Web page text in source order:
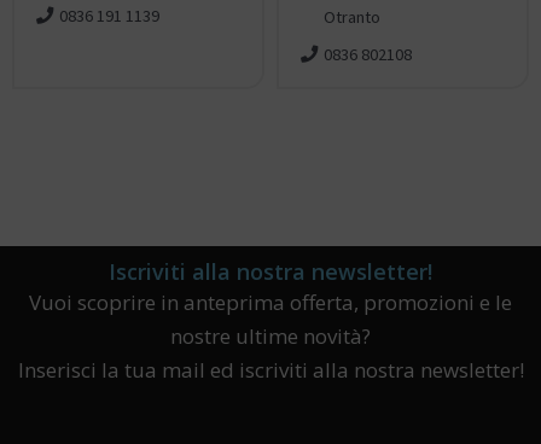
0836 191 1139
Otranto
0836 802108
Iscriviti alla nostra newsletter!
Vuoi scoprire in anteprima offerta, promozioni e le
nostre ultime novità?
Inserisci la tua mail ed iscriviti alla nostra newsletter!